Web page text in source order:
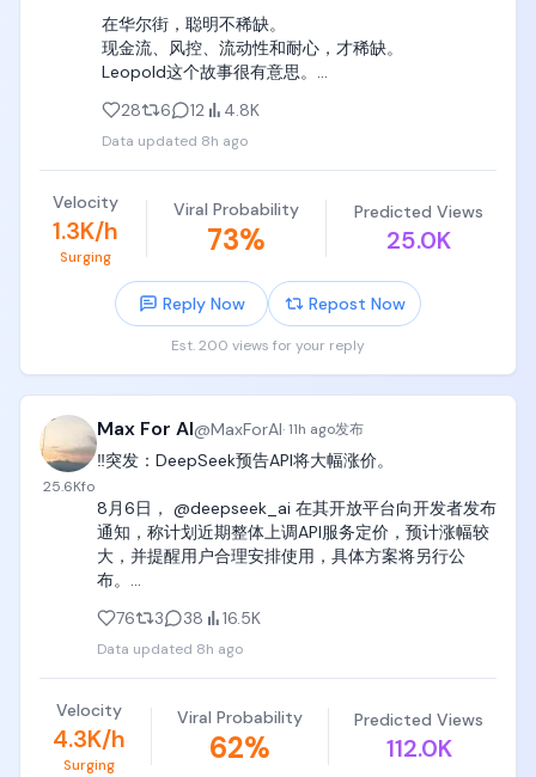
谷歌AI团队大换血
谷歌AI业务进行重大人事重组。Demis Hassabis调整
角色，更聚焦战略与科学研究；联合创始人级别的Jeff
Dean将离开，创办独立AI公司Discovery Loop。CTO
Koray Kavukcuoglu升任DeepMind高级副总裁，
Sundar Pichai亲自推动这轮整合，AI研发权力进一步
CoreWeave和Solidigm签署多项企业级SSD协议
CoreWeave大型AI工作负载获得企业级SSD存储供
应，强化基础设施从GPU扩展到存储、内存和网络的
完整覆盖，AI算力军备竞赛正在从GPU扩展到存储端。
美国6月职位空缺降至近年低点
JOLTS数据显示，6月职位空缺降至约736万个，低于
预期，劳动力市场持续降温，职位空缺与失业比率降
Shopify Q2营收超预期，增长引擎依然在线
Shopify Q2营收35.8亿美元，超预期，GMV达1156亿
美元，高于预期，同比增长约34%。MRR达2.21亿美
元，增长没有放缓的迹象。
Leopold Aschenbrenner旗下基金近期动作
据Bloomberg等报道，前OpenAI研究员Leopold
Aschenbrenner创办的Situational Awareness基金在
在华尔街，聪明不稀缺。
现金流、风控、流动性和耐心，才稀缺。
Leopold这个故事很有意思。
24岁，德国天才。
曾经在OpenAI做AI安全。
写过165页长文，预测2027年AGI降临。
件。
听起来像电影。
但真正残酷的地方在后面。
他押的不是大票，而是Nebius、CoreWeave、
上半年这些票涨得很猛，早期投资人回报非常夸张。
华尔街最喜欢的不是跟你辩论基本面。
它只看三件事：
你仓位够不够明牌？
你流动性够不够差？
你杠杆扛不扛得住？
摩擦。
这时候，做空资金盯上的不是最稳的大票，而是那些
涨幅大、流动性差、持仓拥挤的小盘AI硬件股。
28 6 12 4.8K
Data updated 8h ago
Velocity
1.3K/h
Surging
Viral Probability
73%
Predicted Views
25.0K
Reply Now Repost Now
Est. 200 views for your reply
25.6Kfo
Max For AI@MaxForAI·11h ago发布
‼️突发：DeepSeek预告API将大幅涨价。
8月6日， @deepseek_ai 在其开放平台向开发者发布
通知，称计划近期整体上调API服务定价，预计涨幅较
大，并提醒用户合理安排使用，具体方案将另行公
布。
需要注意的是，这次不是此前已经实施的峰谷定价，
而是整体价格上调。
DeepSeek过去一年凭借极低的Token价格迅速席卷开
发者市场，大量AI产品也因此将其接入生产环境。
如今官方提前预警涨价，意味着这些产品的推理成本
76 3 38 16.5K
Data updated 8h ago
Velocity
4.3K/h
Surging
Viral Probability
62%
Predicted Views
112.0K